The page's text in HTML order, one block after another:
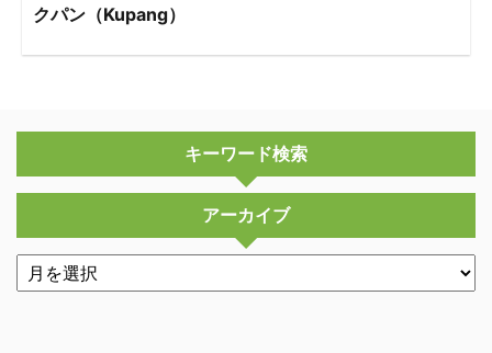
クパン（Kupang）
キーワード検索
アーカイブ